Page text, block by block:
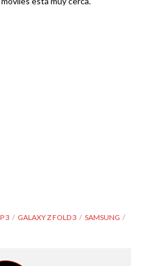
3 GALAXY Z FOLD 3
SAMSUNG